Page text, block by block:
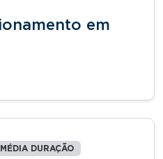
em
DURAÇÃO